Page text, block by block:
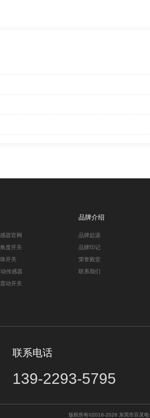
器官网
度开关
开关
传感器
动开关
品牌介绍
品牌起源
品牌印记
荣誉殿堂
联系我们
联系电话
139-2293-5795
版权所有©2016-2026 东莞市百灵电